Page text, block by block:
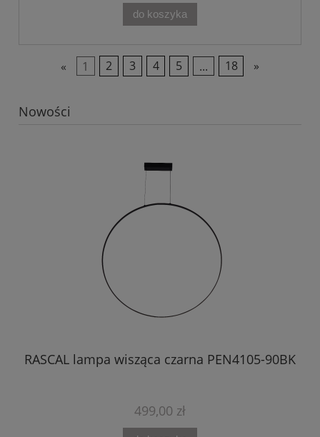
do koszyka
« 1 2 3 4 5 ... 18 »
Nowości
RASCAL lampa wisząca czarna PEN4105-90BK
499,00 zł